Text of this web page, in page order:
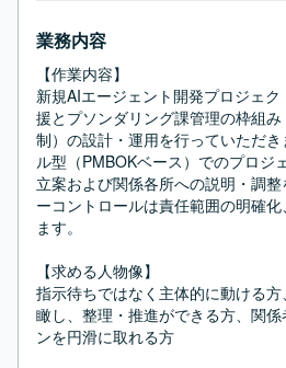
業務内容
【作業内容】
新規AIエージェント開発プロジェ
援とプソンダリング課管理の枠組
制）の設計・運用を行っていただ
ル型（PMBOKベース）でのプロジ
立案および関係各所への説明・調
ーコントロールは責任範囲の明確
ます。
【求める人物像】
指示待ちではなく主体的に動ける
瞰し、整理・推進ができる方、関
ンを円滑に取れる方